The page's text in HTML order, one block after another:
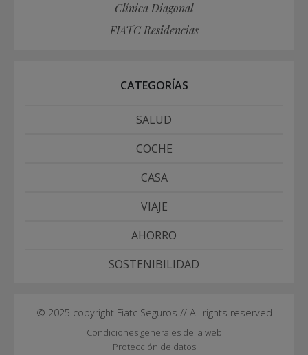
Clínica Diagonal
FIATC Residencias
CATEGORÍAS
SALUD
COCHE
CASA
VIAJE
AHORRO
SOSTENIBILIDAD
© 2025 copyright Fiatc Seguros // All rights reserved
Condiciones generales de la web
Protección de datos